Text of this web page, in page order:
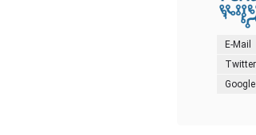
E-Mail
Twitter